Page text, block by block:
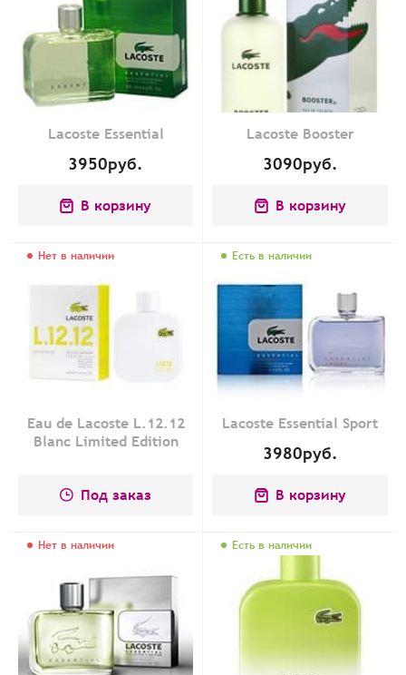
Lacoste Essential
3950руб.
В корзину
Lacoste Booster
3090руб.
В корзину
Нет в наличии
Eau de Lacoste L.12.12
Blanc Limited Edition
Под заказ
Есть в наличии
Lacoste Essential Sport
3980руб.
В корзину
Нет в наличии Есть в наличии